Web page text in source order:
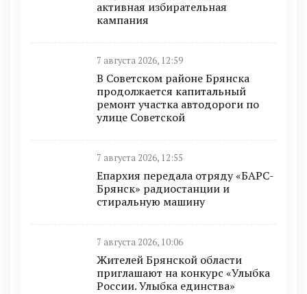
активная избирательная
кампания
7 августа 2026, 12:59
В Советском районе Брянска
продолжается капитальный
ремонт участка автодороги по
улице Советской
7 августа 2026, 12:55
Епархия передала отряду «БАРС-
Брянск» радиостанции и
стиральную машину
7 августа 2026, 10:06
Жителей Брянской области
приглашают на конкурс «Улыбка
России. Улыбка единства»